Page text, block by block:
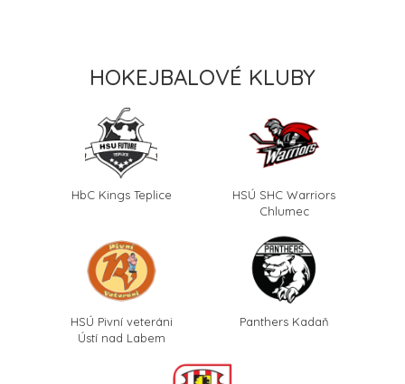
HOKEJBALOVÉ KLUBY
HbC Kings Teplice
HSÚ SHC Warriors
Chlumec
HSÚ Pivní veteráni
Ústí nad Labem
Panthers Kadaň